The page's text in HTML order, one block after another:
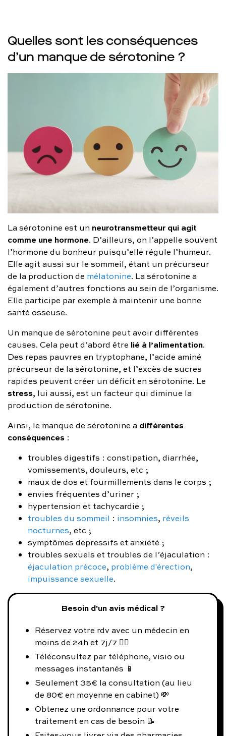
Quelles sont les conséquences
d’un manque de sérotonine ?
La sérotonine est un neurotransmetteur qui agit
comme une hormone. D’ailleurs, on l’appelle souvent
l’hormone du bonheur puisqu’elle régule l’humeur.
Elle agit aussi sur le sommeil, étant un précurseur
de la production de mélatonine. La sérotonine a
également d’autres fonctions au sein de l’organisme.
Elle participe par exemple à maintenir une bonne
santé osseuse.
Un manque de sérotonine peut avoir différentes
causes. Cela peut d’abord être lié à l’alimentation.
Des repas pauvres en tryptophane, l’acide aminé
précurseur de la sérotonine, et l’excès de sucres
rapides peuvent créer un déficit en sérotonine. Le
stress, lui aussi, est un facteur qui diminue la
production de sérotonine.
Ainsi, le manque de sérotonine a différentes
conséquences :
troubles digestifs : constipation, diarrhée,
vomissements, douleurs, etc ;
maux de dos et fourmillements dans le corps ;
envies fréquentes d’uriner ;
hypertension et tachycardie ;
troubles du sommeil : insomnies, réveils
nocturnes, etc ;
symptômes dépressifs et anxiété ;
troubles sexuels et troubles de l’éjaculation :
éjaculation précoce, problème d'érection,
impuissance sexuelle.
Besoin d'un avis médical ?
Réservez votre rdv avec un médecin en
moins de 24h et 7j/7 👨‍⚕️
Téléconsultez par téléphone, visio ou
messages instantanés 📱
Seulement 35€ la consultation (au lieu
de 80€ en moyenne en cabinet) 💸
Obtenez une ordonnance pour votre
traitement en cas de besoin 📝